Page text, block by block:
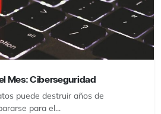
Mes: Ciberseguridad
puede destruir años de
para el...